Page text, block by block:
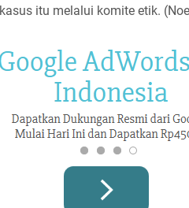
itu melalui komite etik.